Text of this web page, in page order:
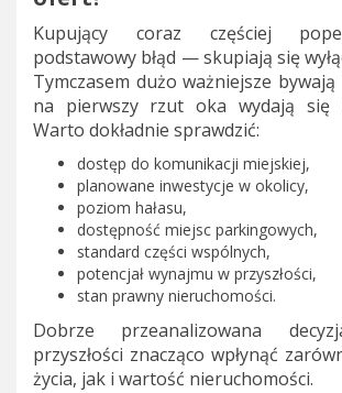
Kupujący coraz częściej
podstawowy błąd — skupiają się
Tymczasem dużo ważniejsze
na pierwszy rzut oka wydają się
Warto dokładnie sprawdzić:
dostęp do komunikacji miejskiej,
planowane inwestycje w okolicy,
poziom hałasu,
dostępność miejsc parkingowych,
standard części wspólnych,
potencjał wynajmu w przyszłości,
stan prawny nieruchomości.
Dobrze przeanalizowana
przyszłości znacząco wpłynąć
życia, jak i wartość nieruchomości.